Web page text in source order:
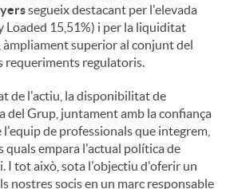
segueix destacant per l'elevada
Loaded 15,51%) i per la liquiditat
superior al conjunt del
requeriments regulatoris.
de l'actiu, la disponibilitat de
del Grup, juntament amb la confiança
l'equip de professionals que integrem,
quals empara l'actual política de
I tot això, sota l'objectiu d'oferir un
nostres socis en un marc responsable